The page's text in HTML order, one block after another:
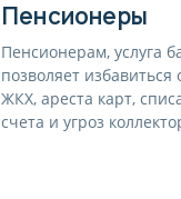
Пенсионеры
Пенсионерам, услуга
позволяет избавиться
ЖКХ, ареста карт,
счета и угроз